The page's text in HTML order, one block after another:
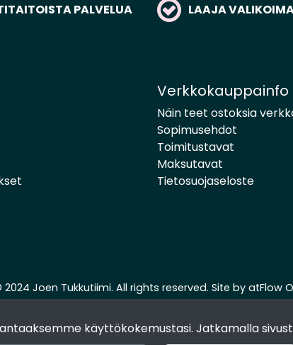
käyttökokemustasi. Jatkamalla
PALVELUA LAAJA
Verkkokauppainfo
Näin teet ostoksia
Sopimusehdot
Toimitustavat
Maksutavat
Tietosuojaseloste
2024 Joen Tukkutiimi. All rights reserved. Site by atFlow